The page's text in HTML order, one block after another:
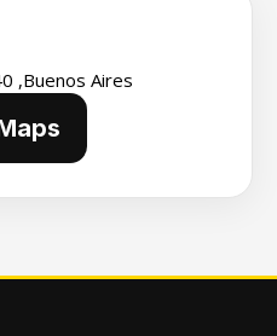
,Buenos Aires